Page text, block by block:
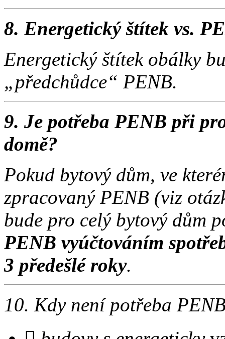
8. Energetický štítek vs.
Energetický štítek obálky
„předchůdce“ PENB.
9. Je potřeba PENB při
domě?
Pokud bytový dům, ve
zpracovaný PENB (viz
bude pro celý bytový dům
PENB vyúčtováním
3 předešlé roky.
10. Kdy není potřeba